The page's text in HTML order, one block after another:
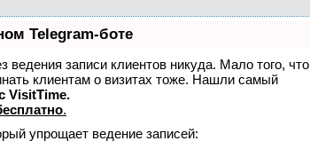
Telegram-боте
ведения записи клиентов никуда. Мало того, что
клиентам о визитах тоже. Нашли самый
VisitTime.
.
упрощает ведение записей: